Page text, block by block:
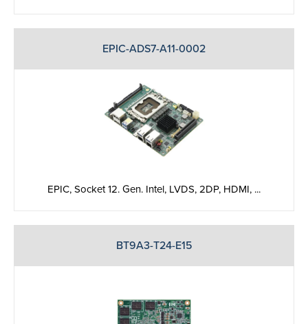
EPIC-ADS7-A11-0002
EPIC, Socket 12. Gen. Intel, ‎LVDS, 2DP, HDMI, ...
BT9A3-T24-E15